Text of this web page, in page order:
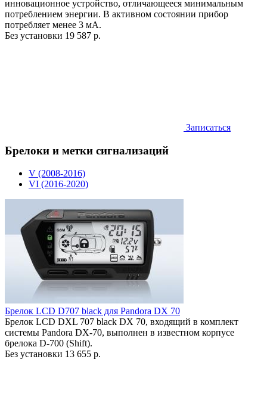
инновационное устройство, отличающееся минимальным
потреблением энергии. В активном состоянии прибор
потребляет менее 3 мА.
Без установки 19 587 р.
Записаться
Брелоки и метки сигнализаций
V (2008-2016)
VI (2016-2020)
Брелок LCD D707 black для Pandora DX 70
Брелок LCD DXL 707 black DX 70, входящий в комплект
системы Pandora DX-70, выполнен в известном корпусе
брелока D-700 (Shift).
Без установки 13 655 р.